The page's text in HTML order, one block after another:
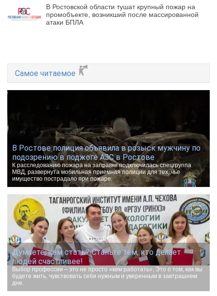
В Ростовской области тушат крупный пожар на
промобъекте, возникший после массированной
атаки БПЛА
Самое читаемое
В Ростове полиция объявила в розыск мужчину по
подозрению в поджоге АЗС в Ростове
К расследованию пожара на заправке подключилась спецгруппа
МВД, развернута мобильная приемная полиции для тех, чье
имущество пострадало при пожаре.
Думаете, кем стать? Станьте тем, кто делает
людей счастливее!
Выбор профессии – это не просто «кем работать». Это о том, как вы
будете жить, чувствовать себя нужным и уверенным в завтрашнем
дне.